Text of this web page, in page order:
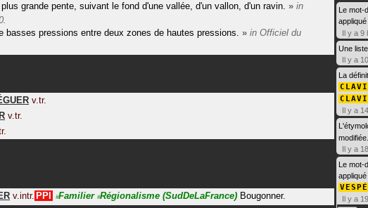
plus grande pente, suivant le fond d'une vallée, d'un vallon, d'un ravin. » in
basses pressions entre deux zones de hautes pressions. » in Officiel du
v.tr.
v.tr.
v.intr. PPI #Familier #Régionalisme (SudDeLaFrance) Bougonner.
Le mot-
Il y a 9
Une
Il y a
La
Il y a
modifiée.
Il y a
Le mot-
Il y a